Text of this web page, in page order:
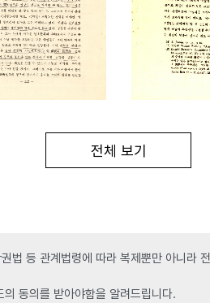
전체 보기
법 등 관계법령에 따라 복제뿐만 아니라
동의를 받아야함을 알려드립니다.